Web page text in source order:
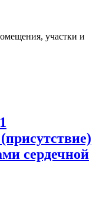
участки и
сердечной